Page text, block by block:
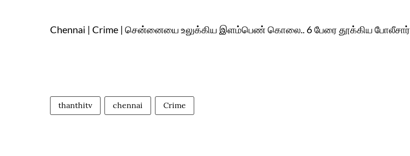
Chennai | Crime | சென்னையை உலுக்கிய இளம்பெண் கொலை.. 6 பேரை தூக்கிய போலீசார்
thanthitv chennai Crime